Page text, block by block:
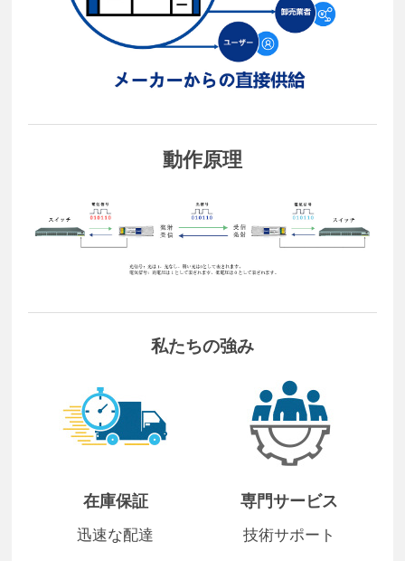
動作原理
私たちの強み
在庫保証
迅速な配達
専門サービス
技術サポート